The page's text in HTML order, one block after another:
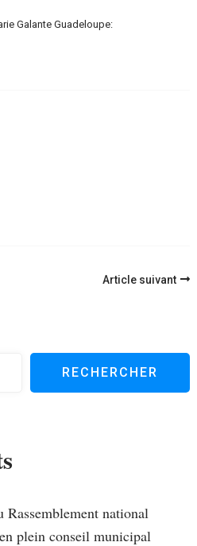
Galante Guadeloupe:
Article suivant
RECHERCHER
national
plein conseil municipal